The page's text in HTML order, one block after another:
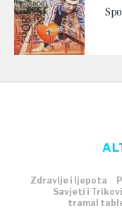
Zdravlje i ljepota
Savjeti i Trikovi
tramal